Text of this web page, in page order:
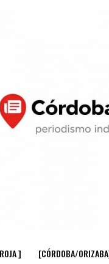
] [CÓRDOBA/